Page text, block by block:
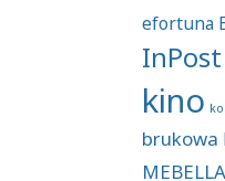
efortuna
InPost
kino
brukowa